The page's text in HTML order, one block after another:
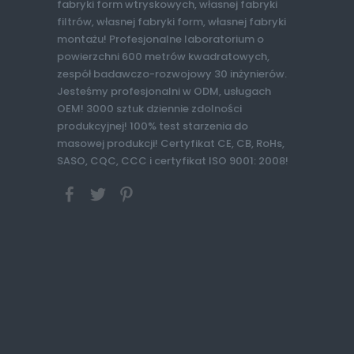
fabryki form wtryskowych, własnej fabryki
filtrów, własnej fabryki form, własnej fabryki
montażu! Profesjonalne laboratorium o
powierzchni 600 metrów kwadratowych,
zespół badawczo-rozwojowy 30 inżynierów.
Jesteśmy profesjonalni w ODM, usługach
OEM! 3000 sztuk dziennie zdolności
produkcyjnej! 100% test starzenia do
masowej produkcji! Certyfikat CE, CB, RoHs,
SASO, CQC, CCC i certyfikat ISO 9001: 2008!